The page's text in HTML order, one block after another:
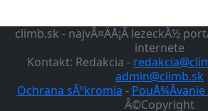
climb.sk - najvÃ¤ÄÅ¡Ã­ lezeckÃ½
internete
Kontakt: Redakcia -
admin@climb.sk
Ochrana sÃºkromia - PouÅ¾Ã­vanie
Â©Copyright